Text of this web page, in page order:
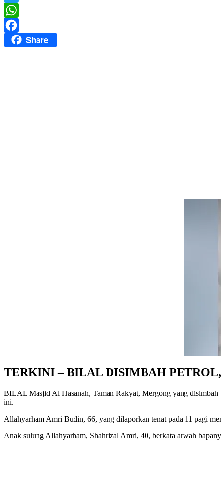
Twitter
WhatsApp
FacebookShare
TERKINI – BILAL DISIMBAH
BILAL Masjid Al Hasanah, Taman Rakyat, Mergong yang
ini.
Allahyarham Amri Budin, 66, yang dilaporkan tenat pada 11 pagi
Anak sulung Allahyarham, Shahrizal Amri, 40, berkata arwah